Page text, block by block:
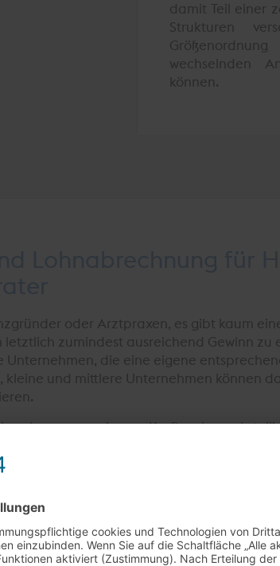
damit Teil einer
Strukturen
wechselnden
können.
oder Arztpraxen, es gibt kaum
zumindest ausreichend Gewinn zu
Unternehmen, die eine eigene
und mittlere Unternehmen können
aus eigener Kraft zu
und womöglich noch
aktuellen Stand zu haltende Fach-
sollten sich aber